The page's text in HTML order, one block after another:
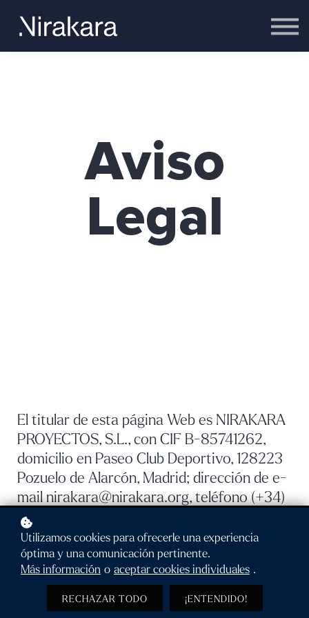
Aviso
Legal
El titular de esta página Web es NIRAKARA
PROYECTOS, S.L., con CIF B-85741262,
domicilio en Paseo Club Deportivo, 128223
Pozuelo de Alarcón, Madrid; dirección de e-
mail nirakara@nirakara.org, teléfono (+34)
918530731. La Entidad se encuentra inscrita
en el Registro Mercantil de Madrid, Tomo
269009 , Libro 0, Folio 70, Sección 8, Hoja
M 484912, Inscripción: 1.
La utilización de esta página Web atribuye
Utilizamos cookies para ofrecerle una experiencia
óptima y una comunicación pertinente.
Más información o aceptar cookies individuales .
RECHAZAR TODO ¡ENTENDIDO!